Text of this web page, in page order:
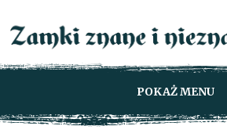
POKAŻ MENU